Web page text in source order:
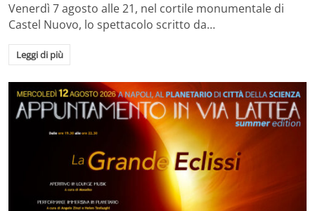
Venerdì 7 agosto alle 21, nel cortile monumentale di
Castel Nuovo, lo spettacolo scritto da…
Leggi di più